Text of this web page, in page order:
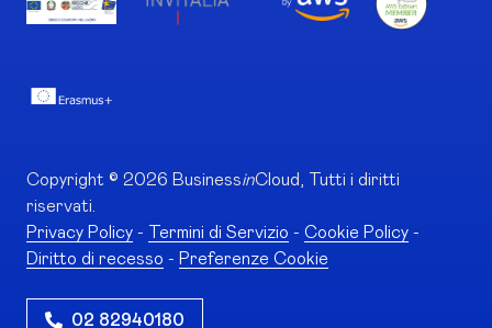
Copyright © 2026 BusinessinCloud, Tutti i diritti
riservati.
Privacy Policy - Termini di Servizio - Cookie Policy -
Diritto di recesso - Preferenze Cookie
02 82940180